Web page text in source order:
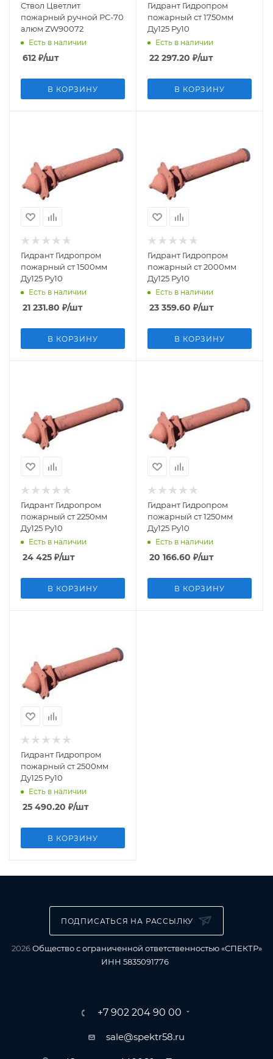
Ствол Цветлит
пожарный ручной РС-70
алюм ZW90072
Есть в наличии
612 ₽/шт
В КОРЗИНУ
Гидрант Гидропром
пожарный ст 1750мм
Ду125 Ру10
Есть в наличии
22 297.20 ₽/шт
В КОРЗИНУ
Гидрант Гидропром
пожарный ст 1500мм
Ду125 Ру10
Есть в наличии
21 231.80 ₽/шт
В КОРЗИНУ
Гидрант Гидропром
пожарный ст 2000мм
Ду125 Ру10
Есть в наличии
23 359.60 ₽/шт
В КОРЗИНУ
Гидрант Гидропром
пожарный ст 2250мм
Ду125 Ру10
Есть в наличии
24 425 ₽/шт
В КОРЗИНУ
Гидрант Гидропром
пожарный ст 1250мм
Ду125 Ру10
Есть в наличии
20 166.60 ₽/шт
В КОРЗИНУ
Гидрант Гидропром
пожарный ст 2500мм
Ду125 Ру10
Есть в наличии
25 490.20 ₽/шт
В КОРЗИНУ
ПОДПИСАТЬСЯ НА РАССЫЛКУ
2026Общество с ограниченной ответственностью «СПЕКТР»
ИНН 5835091776
+7 902 204 90 00
sale@spektr58.ru